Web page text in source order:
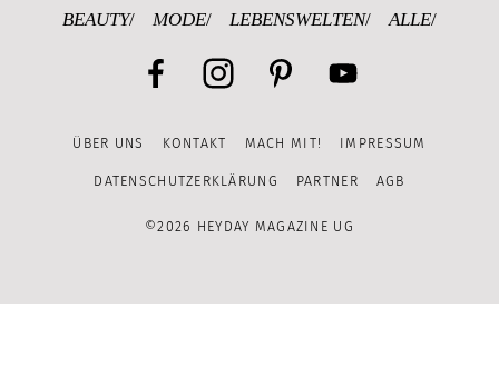
BEAUTY MODE LEBENSWELTEN ALLE
Channel
ÜBER UNS KONTAKT MACH MIT! IMPRESSUM
DATENSCHUTZERKLÄRUNG PARTNER AGB
©2026 HEYDAY MAGAZINE UG